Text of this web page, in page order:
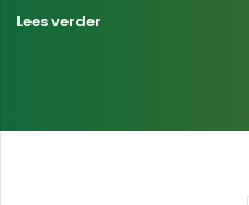
Lees verder